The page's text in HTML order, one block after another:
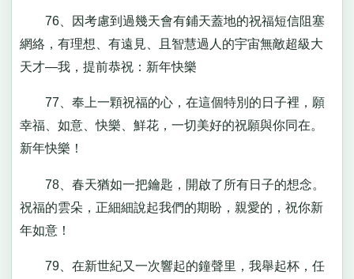
76、因考慮到過幾天會有鋪天蓋地的祝福短信阻塞
網絡，有理想、有遠見、且智慧過人的宇宙無敵超級大
天才—我，提前恭祝：新年快樂
77、奉上一顆祝福的心，在這個特別的日子裡，願
幸福、如意、快樂、鮮花，一切美好的祝願與你同在。
新年快樂！
78、春天猶如一把鑰匙，開啟了所有日子的想念。
祝福的雲朵，正細細說起我們的期盼，親愛的，祝你新
年如意！
79、在新世紀又一次響起的鐘聲里，我舉起杯，任